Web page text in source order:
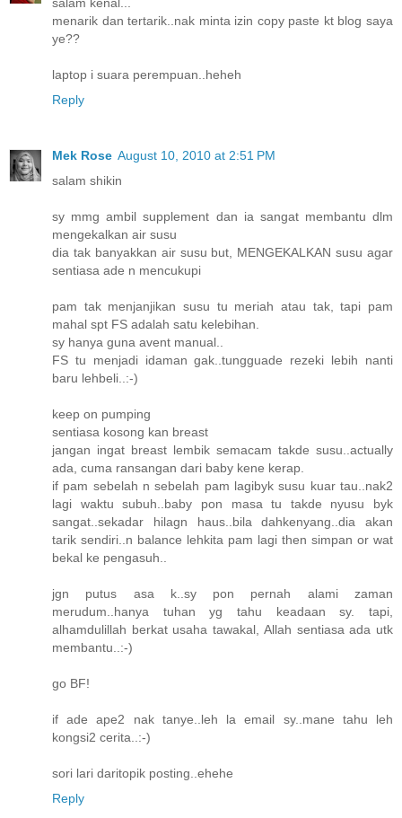
menarik dan tertarik..nak minta izin copy paste kt blog saya
ye??
laptop i suara perempuan..heheh
Reply
Mek Rose August 10, 2010 at 2:51 PM
salam shikin
sy mmg ambil supplement dan ia sangat membantu dlm
mengekalkan air susu
dia tak banyakkan air susu but, MENGEKALKAN susu agar
sentiasa ade n mencukupi
pam tak menjanjikan susu tu meriah atau tak, tapi pam
mahal spt FS adalah satu kelebihan.
sy hanya guna avent manual..
FS tu menjadi idaman gak..tungguade rezeki lebih nanti
baru lehbeli..:-)
keep on pumping
sentiasa kosong kan breast
jangan ingat breast lembik semacam takde susu..actually
ada, cuma ransangan dari baby kene kerap.
if pam sebelah n sebelah pam lagibyk susu kuar tau..nak2
lagi waktu subuh..baby pon masa tu takde nyusu byk
sangat..sekadar hilagn haus..bila dahkenyang..dia akan
tarik sendiri..n balance lehkita pam lagi then simpan or wat
bekal ke pengasuh..
jgn putus asa k..sy pon pernah alami zaman
merudum..hanya tuhan yg tahu keadaan sy. tapi,
alhamdulillah berkat usaha tawakal, Allah sentiasa ada utk
membantu..:-)
go BF!
if ade ape2 nak tanye..leh la email sy..mane tahu leh
kongsi2 cerita..:-)
sori lari daritopik posting..ehehe
Reply